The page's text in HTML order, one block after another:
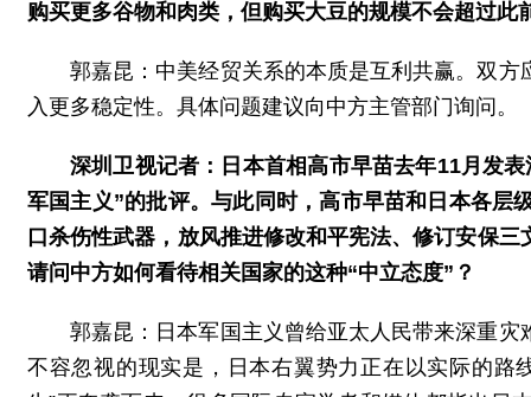
购买更多谷物和肉类，但购买大豆的规模不会超过此
郭嘉昆：中美经贸关系的本质是互利共赢。双
入更多稳定性。具体问题建议向中方主管部门询问。
深圳卫视记者：日本首相高市早苗去年11月发
军国主义”的批评。与此同时，高市早苗和日本各层
口杀伤性武器，放风推进修改和平宪法、修订安保
请问中方如何看待相关国家的这种“中立态度”？
郭嘉昆：日本军国主义曾给亚太人民带来深重
不容忽视的现实是，日本右翼势力正在以实际的路